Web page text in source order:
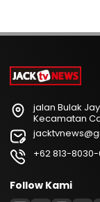
jalan Bulak
Kecamatan
+62 813-
Follow Kami